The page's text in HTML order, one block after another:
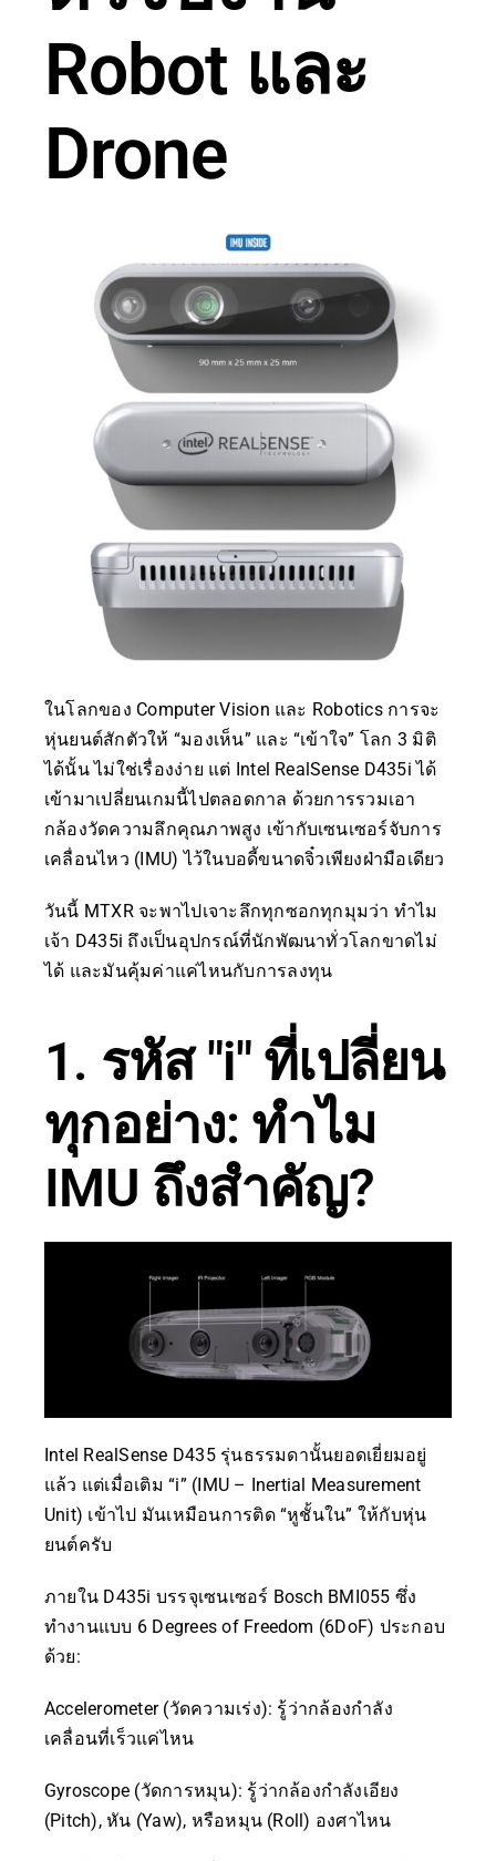
Robot และ
Drone
ในโลกของ Computer Vision และ Robotics การจะ
หุ่นยนต์สักตัวให้ “มองเห็น” และ “เข้าใจ” โลก 3 มิติ
ได้นั้น ไม่ใช่เรื่องง่าย แต่ Intel RealSense D435i ได้
เข้ามาเปลี่ยนเกมนี้ไปตลอดกาล ด้วยการรวมเอา
กล้องวัดความลึกคุณภาพสูง เข้ากับเซนเซอร์จับการ
เคลื่อนไหว (IMU) ไว้ในบอดี้ขนาดจิ๋วเพียงฝ่ามือเดียว
วันนี้ MTXR จะพาไปเจาะลึกทุกซอกทุกมุมว่า ทำไม
เจ้า D435i ถึงเป็นอุปกรณ์ที่นักพัฒนาทั่วโลกขาดไม่
ได้ และมันคุ้มค่าแค่ไหนกับการลงทุน
1. รหัส "i" ที่เปลี่ยน
ทุกอย่าง: ทำไม
IMU ถึงสำคัญ?
Intel RealSense D435 รุ่นธรรมดานั้นยอดเยี่ยมอยู่
แล้ว แต่เมื่อเติม “i” (IMU – Inertial Measurement
Unit) เข้าไป มันเหมือนการติด “หูชั้นใน” ให้กับหุ่น
ยนต์ครับ
ภายใน D435i บรรจุเซนเซอร์ Bosch BMI055 ซึ่ง
ทำงานแบบ 6 Degrees of Freedom (6DoF) ประกอบ
ด้วย:
Accelerometer (วัดความเร่ง): รู้ว่ากล้องกำลัง
เคลื่อนที่เร็วแค่ไหน
Gyroscope (วัดการหมุน): รู้ว่ากล้องกำลังเอียง
(Pitch), หัน (Yaw), หรือหมุน (Roll) องศาไหน